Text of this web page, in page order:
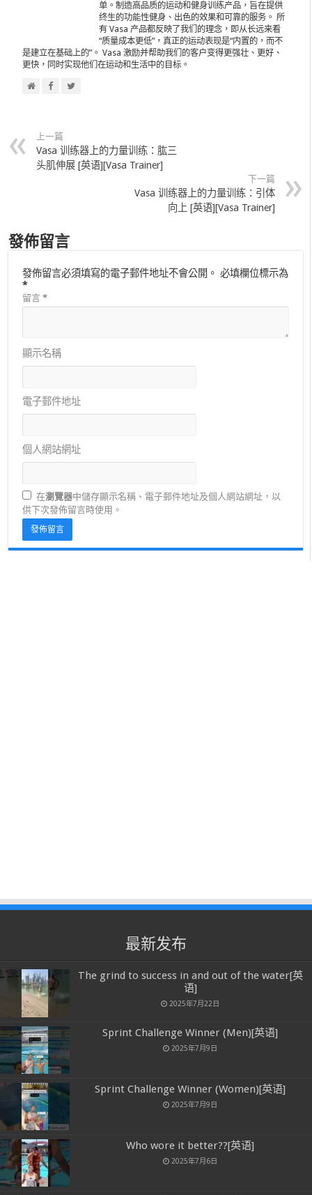
单。制造高品质的运动和健身训练产品，旨在提供
终生的功能性健身、出色的效果和可靠的服务。 所
有 Vasa 产品都反映了我们的理念，即从长远来看
“质量成本更低”，真正的运动表现是“内置的，而不
是建立在基础上的”。 Vasa 激励并帮助我们的客户变得更强壮、更好、
更快，同时实现他们在运动和生活中的目标。
上一篇
Vasa 训练器上的力量训练：肱三
头肌伸展 [英语][Vasa Trainer]
下一篇
Vasa 训练器上的力量训练：引体
向上 [英语][Vasa Trainer]
發佈留言
發佈留言必須填寫的電子郵件地址不會公開。 必填欄位標示為
*
留言*
顯示名稱
電子郵件地址
個人網站網址
在瀏覽器中儲存顯示名稱、電子郵件地址及個人網站網址，以
供下次發佈留言時使用。
最新发布
The grind to success in and out of the water[英
语]
2025年7月22日
Sprint Challenge Winner (Men)[英语]
2025年7月9日
Sprint Challenge Winner (Women)[英语]
2025年7月9日
Who wore it better??[英语]
2025年7月6日